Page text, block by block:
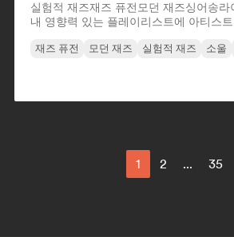
실험적 재즈재즈 퓨전 모던 재즈싱어송라
내 영향력 있는 플레이리스트에 아티스
재즈 퓨전 모던 재즈 실험적 재즈 소울
1 2 ... 35